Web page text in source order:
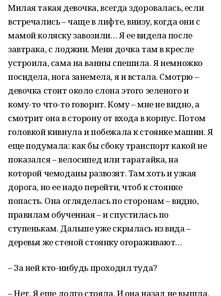
Милая такая девочка, всегда здоровалась, если
встречались – чаще в лифте, внизу, когда они с
мамой коляску завозили… Я ее видела после
завтрака, с лоджии. Меня дочка там в кресле
устроила, сама на ванны спешила. Я немножко
посидела, нога занемела, я и встала. Смотрю –
девочка стоит около слона этого зеленого и
кому-то что-то говорит. Кому – мне не видно, а
смотрит она в сторону от входа вкорпус. Потом
головкой кивнула и побежала к стоянке машин. Я
еще подумала: как бы сбоку транспорт какой не
показался – велосипед или таратайка, на
которой чемоданы развозят. Там хоть и узкая
дорога, но ее надо перейти, чтоб к стоянке
попасть. Она огляделась по сторонам – видно,
правилам обученная – и спустилась по
ступенькам. Дальше уже скрылась из вида –
деревья же стеной стоянку огораживают…
– За ней кто-нибудь проходил туда?
– Нет. Я еще долго стояла. И она назад не вышла,